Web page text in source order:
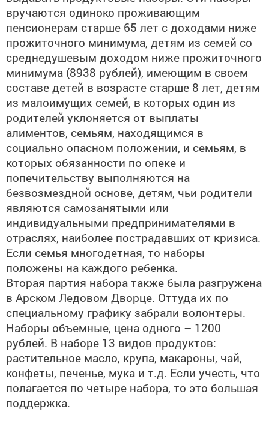
вручаются одиноко проживающим
пенсионерам старше 65 лет с доходами ниже
прожиточного минимума, детям из семей со
среднедушевым доходом ниже прожиточного
минимума (8938 рублей), имеющим в своем
составе детей в возрасте старше 8 лет, детям
из малоимущих семей, в которых один из
родителей уклоняется от выплаты
алиментов, семьям, находящимся в
социально опасном положении, и семьям, в
которых обязанности по опеке и
попечительству выполняются на
безвозмездной основе, детям, чьи родители
являются самозанятыми или
индивидуальными предпринимателями в
отраслях, наиболее пострадавших от кризиса.
Если семья многодетная, то наборы
положены на каждого ребенка.
Вторая партия набора также была разгружена
в Арском Ледовом Дворце. Оттуда их по
специальному графику забрали волонтеры.
Наборы объемные, цена одного – 1200
рублей. В наборе 13 видов продуктов:
растительное масло, крупа, макароны, чай,
конфеты, печенье, мука и т.д. Если учесть, что
полагается по четыре набора, то это большая
поддержка.